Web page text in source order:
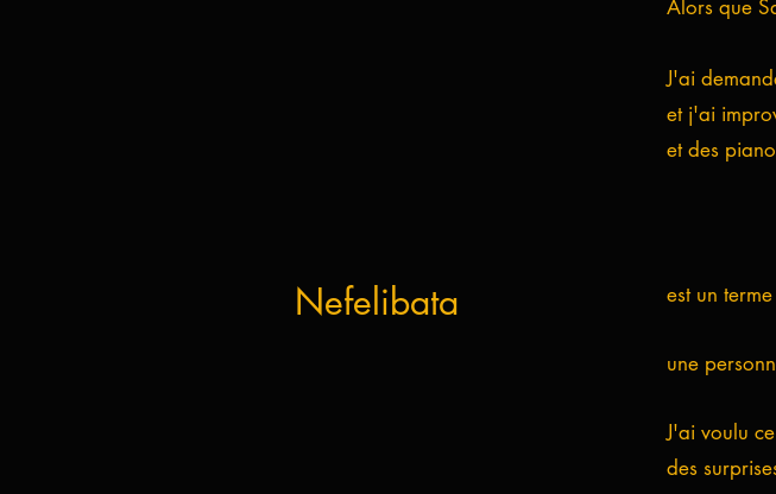
Alors que
J'ai
et j'ai
et des
Nefelibata est un
une
J'ai voulu
des